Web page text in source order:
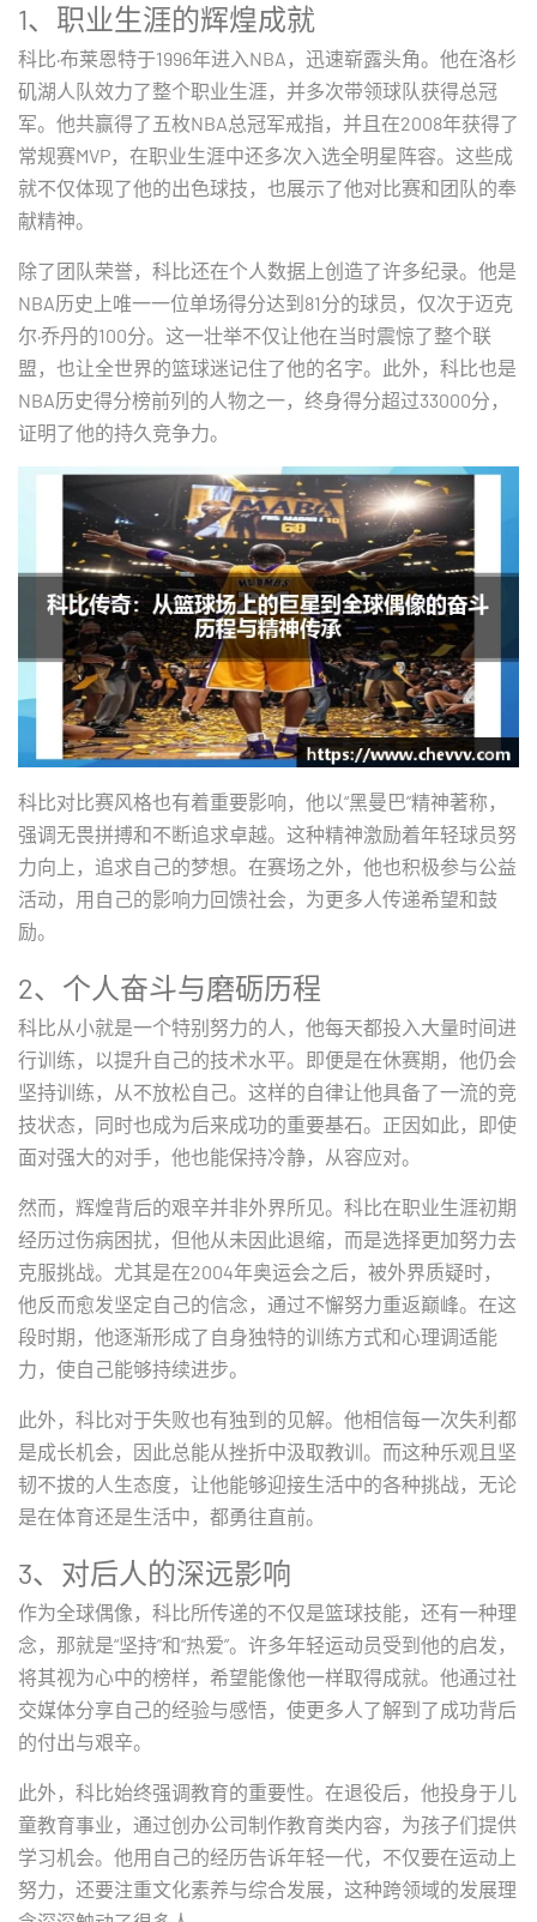
1、职业生涯的辉煌成就
科比·布莱恩特于1996年进入NBA，迅速崭露头角。他在洛杉
矶湖人队效力了整个职业生涯，并多次带领球队获得总冠
军。他共赢得了五枚NBA总冠军戒指，并且在2008年获得了
常规赛MVP，在职业生涯中还多次入选全明星阵容。这些成
就不仅体现了他的出色球技，也展示了他对比赛和团队的奉
献精神。
除了团队荣誉，科比还在个人数据上创造了许多纪录。他是
NBA历史上唯一一位单场得分达到81分的球员，仅次于迈克
尔·乔丹的100分。这一壮举不仅让他在当时震惊了整个联
盟，也让全世界的篮球迷记住了他的名字。此外，科比也是
NBA历史得分榜前列的人物之一，终身得分超过33000分，
证明了他的持久竞争力。
科比对比赛风格也有着重要影响，他以“黑曼巴”精神著称，
强调无畏拼搏和不断追求卓越。这种精神激励着年轻球员努
力向上，追求自己的梦想。在赛场之外，他也积极参与公益
活动，用自己的影响力回馈社会，为更多人传递希望和鼓
励。
2、个人奋斗与磨砺历程
科比从小就是一个特别努力的人，他每天都投入大量时间进
行训练，以提升自己的技术水平。即便是在休赛期，他仍会
坚持训练，从不放松自己。这样的自律让他具备了一流的竞
技状态，同时也成为后来成功的重要基石。正因如此，即使
面对强大的对手，他也能保持冷静，从容应对。
然而，辉煌背后的艰辛并非外界所见。科比在职业生涯初期
经历过伤病困扰，但他从未因此退缩，而是选择更加努力去
克服挑战。尤其是在2004年奥运会之后，被外界质疑时，
他反而愈发坚定自己的信念，通过不懈努力重返巅峰。在这
段时期，他逐渐形成了自身独特的训练方式和心理调适能
力，使自己能够持续进步。
此外，科比对于失败也有独到的见解。他相信每一次失利都
是成长机会，因此总能从挫折中汲取教训。而这种乐观且坚
韧不拔的人生态度，让他能够迎接生活中的各种挑战，无论
是在体育还是生活中，都勇往直前。
3、对后人的深远影响
作为全球偶像，科比所传递的不仅是篮球技能，还有一种理
念，那就是“坚持”和“热爱”。许多年轻运动员受到他的启发，
将其视为心中的榜样，希望能像他一样取得成就。他通过社
交媒体分享自己的经验与感悟，使更多人了解到了成功背后
的付出与艰辛。
此外，科比始终强调教育的重要性。在退役后，他投身于儿
童教育事业，通过创办公司制作教育类内容，为孩子们提供
学习机会。他用自己的经历告诉年轻一代，不仅要在运动上
努力，还要注重文化素养与综合发展，这种跨领域的发展理